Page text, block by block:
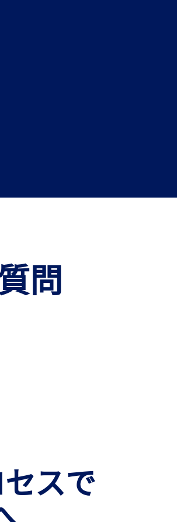
問
スで